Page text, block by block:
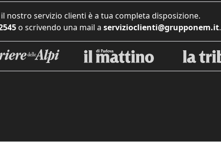
nostro servizio clienti è a tua completa disposizione.
o scrivendo una mail a servizioclienti@grupponem.it.